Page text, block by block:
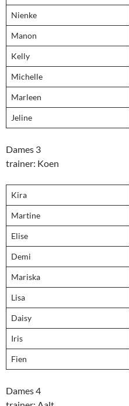
Nienke
Manon
Kelly
Michelle
Marleen
Jeline
Dames 3
trainer: Koen
Kira
Martine
Elise
Demi
Mariska
Lisa
Daisy
Iris
Fien
Dames 4